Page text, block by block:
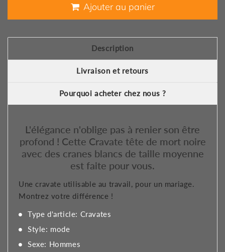
Ajouter au panier
Description
Livraison et retours
Pourquoi acheter chez nous ?
L'élégance n'oblige pas à renier son être
profond ! Cette Cravate tête de mort noire
avec des cranes blancs de taille moyenne
est faite pour vous.
Une cravate utilisable au travail, pour un mariage.
Montrez votre différence !
Type d'article: Cravates
Style: mode
Sexe: Hommes